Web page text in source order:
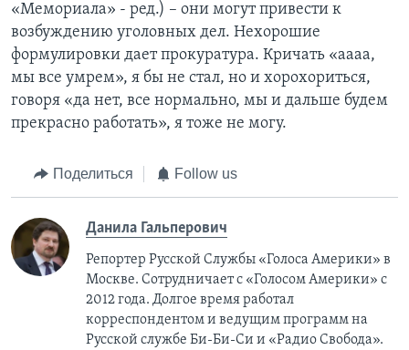
«Мемориала» - ред.) – они могут привести к
возбуждению уголовных дел. Нехорошие
формулировки дает прокуратура. Кричать «аааа,
мы все умрем», я бы не стал, но и хорохориться,
говоря «да нет, все нормально, мы и дальше будем
прекрасно работать», я тоже не могу.
Поделиться Follow us
Данила Гальперович
Репортер Русской Службы «Голоса Америки» в
Москве. Сотрудничает с «Голосом Америки» с
2012 года. Долгое время работал
корреспондентом и ведущим программ на
Русской службе Би-Би-Си и «Радио Свобода».